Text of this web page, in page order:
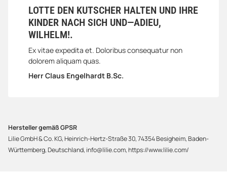
LOTTE DEN KUTSCHER HALTEN UND IHRE
KINDER NACH SICH UND—ADIEU,
WILHELM!.
Ex vitae expedita et. Doloribus consequatur non
dolorem aliquam quas.
Herr Claus Engelhardt B.Sc.
Hersteller gemäß GPSR
Lilie GmbH & Co. KG, Heinrich-Hertz-Straße 30, 74354 Besigheim, Baden-
Württemberg, Deutschland, info@lilie.com, https://www.lilie.com/